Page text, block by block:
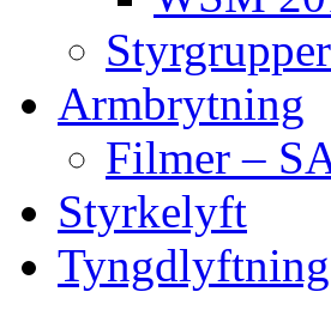
Armbrytning
Filmer –
Styrkelyft
Tyngdlyftning